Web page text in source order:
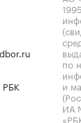
РБК
по
и
ИА